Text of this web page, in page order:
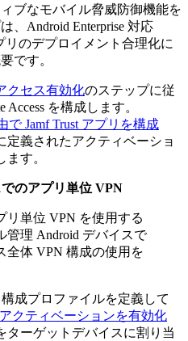
ブなモバイル脅威防御機能を
、Android Enterprise 対応
リのデプロイメント合理化に
です。
クセス有効化のステップに従
を構成します。
で Jamf Trust アプリを構成
定義されたアクティベーショ
す。
のアプリ単位 VPN
リ単位 VPN を使用する
管理 Android デバイスで
全体 VPN 構成の使用を
成プロファイルを定義して
クティベーションを有効化
ターゲットデバイスに割り当